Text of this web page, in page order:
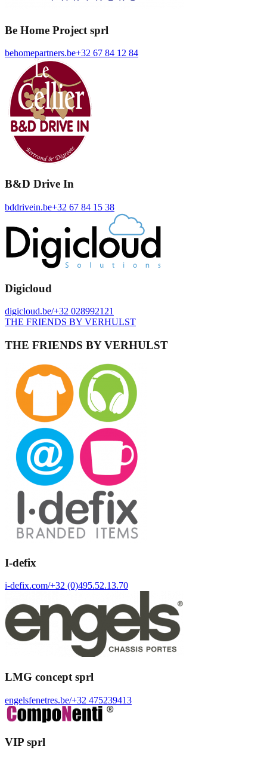
Be Home Project sprl
behomepartners.be+32 67 84 12 84
B&D Drive In
bddrivein.be+32 67 84 15 38
Digicloud
digicloud.be/+32 028992121
THE FRIENDS BY VERHULST
THE FRIENDS BY VERHULST
I-defix
i-defix.com/+32 (0)495.52.13.70
LMG concept sprl
engelsfenetres.be/+32 475239413
VIP sprl